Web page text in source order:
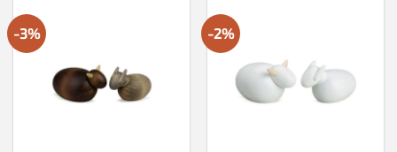
-3% -2%